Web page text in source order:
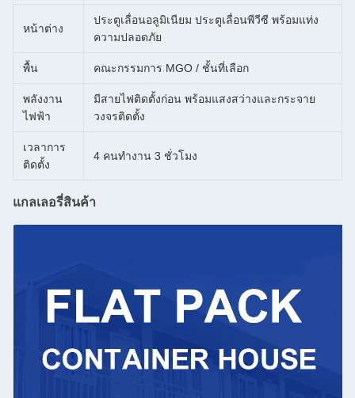
หน้าต่าง
ประตูเลื่อนอลูมิเนียม ประตูเลื่อนพีวีซี พร้อมแท่ง
ความปลอดภัย
พื้น คณะกรรมการ MGO / ชั้นที่เลือก
พลังงาน
ไฟฟ้า
มีสายไฟติดตั้งก่อน พร้อมแสงสว่างและกระจาย
วงจรติดตั้ง
เวลาการ
ติดตั้ง
4 คนทํางาน 3 ชั่วโมง
แกลเลอรี่สินค้า